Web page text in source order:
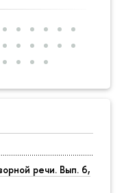
речи. Вып. 6,